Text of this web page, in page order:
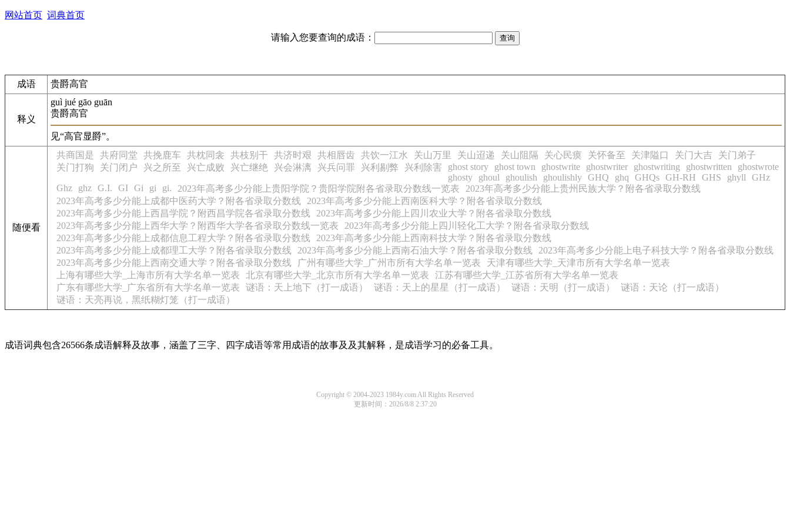
网站首页 词典首页
请输入您要查询的成语：
成语 贵爵高官
释义
guì jué gāo guān
贵爵高官
见“高官显爵”。
随便看
共商国是 共府同堂 共挽鹿车 共枕同衾 共枝别干 共济时艰 共相唇齿 共饮一江水 关山万里 关山迢递 关山阻隔 关心民瘼 关怀备至 关津隘口 关门大吉
关门弟子
关门打狗
关门闭户 兴之所至 兴亡成败 兴亡继绝 兴会淋漓 兴兵问罪 兴利剔弊 兴利除害 ghost story ghost town ghostwrite ghostwriter ghostwriting ghostwritten
ghostwrote
ghosty
ghoul ghoulish ghoulishly GHQ ghq GHQs GH-RH GHS ghyll
GHz
Ghz
ghz G.I. GI Gi gi gi. 2023年高考多少分能上贵阳学院？贵阳学院附各省录取分数线一览表
2023年高考多少分能上贵州民族大学？附各省录取分数线
2023年高考多少分能上成都中医药大学？附各省录取分数线
2023年高考多少分能上西南医科大学？附各省录取分数线
2023年高考多少分能上西昌学院？附西昌学院各省录取分数线
2023年高考多少分能上四川农业大学？附各省录取分数线
2023年高考多少分能上西华大学？附西华大学各省录取分数线一览表
2023年高考多少分能上四川轻化工大学？附各省录取分数线
2023年高考多少分能上成都信息工程大学？附各省录取分数线
2023年高考多少分能上西南科技大学？附各省录取分数线
2023年高考多少分能上成都理工大学？附各省录取分数线
2023年高考多少分能上西南石油大学？附各省录取分数线
2023年高考多少分能上电子科技大学？附各省录取分数线
2023年高考多少分能上西南交通大学？附各省录取分数线
广州有哪些大学_广州市所有大学名单一览表
天津有哪些大学_天津市所有大学名单一览表
上海有哪些大学_上海市所有大学名单一览表
北京有哪些大学_北京市所有大学名单一览表
江苏有哪些大学_江苏省所有大学名单一览表
广东有哪些大学_广东省所有大学名单一览表
谜语：天上地下（打一成语） 谜语：天上的星星（打一成语） 谜语：天明（打一成语）
谜语：天论（打一成语）
谜语：天亮再说，黑纸糊灯笼（打一成语）
成语词典包含26566条成语解释及故事，涵盖了三字、四字成语等常用成语的故事及及其解释，是成语学习的必备工具。
Copyright © 2004-2023 1984y.com All Rights Reserved
更新时间：2026/8/8 2:37:20